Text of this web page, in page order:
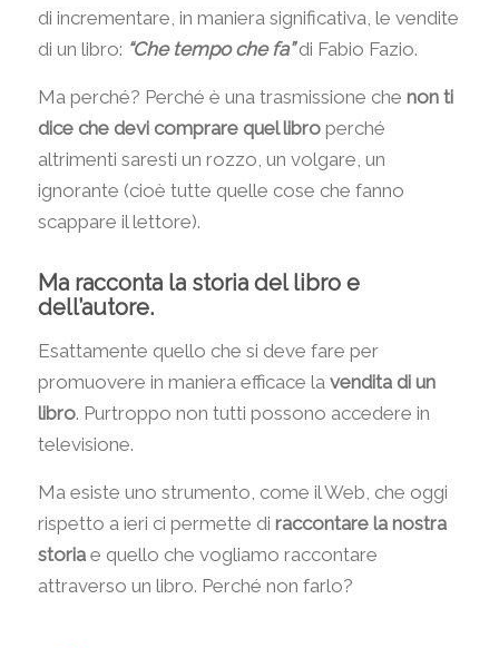
di incrementare, in maniera significativa, le vendite
di un libro: “Che tempo che fa”di Fabio Fazio.
Ma perché? Perché è una trasmissione che non ti
dice che devi comprare quel libroperché
altrimenti saresti un rozzo, un volgare, un
ignorante (cioè tutte quelle cose che fanno
scappare il lettore).
Ma racconta la storia del libro e
dell’autore.
Esattamente quello che si deve fare per
promuovere in maniera efficace la vendita di un
libro. Purtroppo non tutti possono accedere in
televisione.
Ma esiste uno strumento, come il Web, che oggi
rispetto a ieri ci permette di raccontare la nostra
storiae quello che vogliamo raccontare
attraverso un libro. Perché non farlo?